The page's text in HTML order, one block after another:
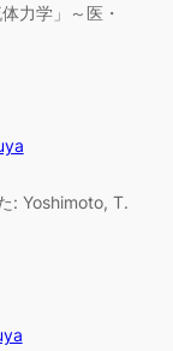
力学」～医・
: Yoshimoto, T.